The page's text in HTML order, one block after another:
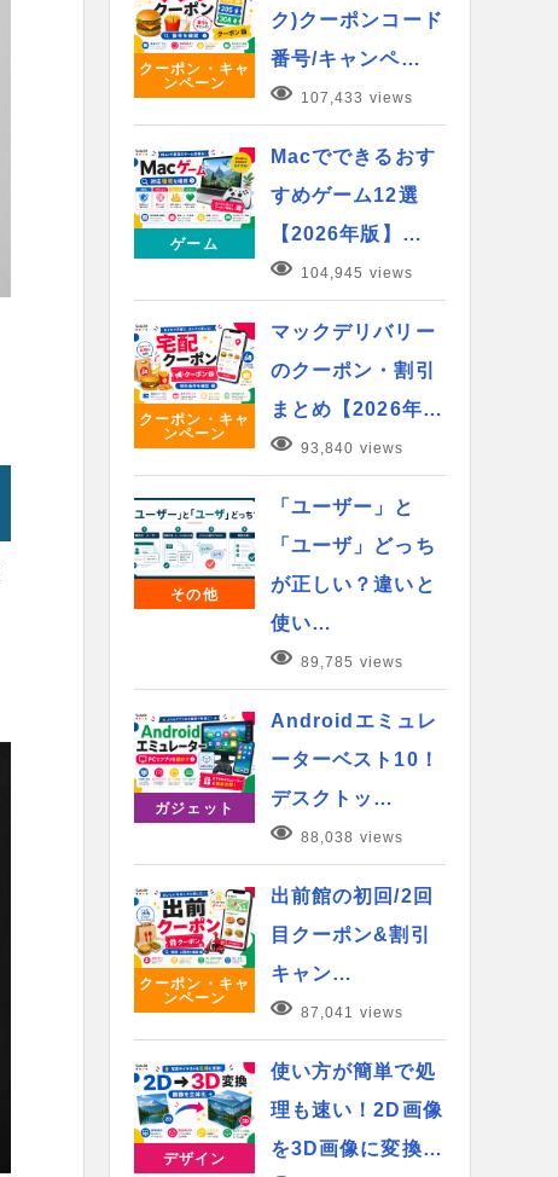
クーポン・キャ
ンペーン
ク)クーポンコード
番号/キャンペ…
107,433 views
ゲーム
Macでできるおす
すめゲーム12選
【2026年版】…
104,945 views
クーポン・キャ
ンペーン
マックデリバリー
のクーポン・割引
まとめ【2026年…
93,840 views
その他
「ユーザー」と
「ユーザ」どっち
が正しい？違いと
使い…
89,785 views
ガジェット
Androidエミュレ
ーターベスト10！
デスクトッ…
88,038 views
クーポン・キャ
ンペーン
出前館の初回/2回
目クーポン&割引
キャン…
87,041 views
デザイン
使い方が簡単で処
理も速い！2D画像
を3D画像に変換…